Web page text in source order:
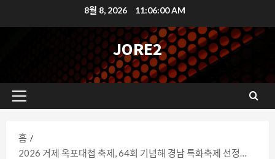
텐
가
8월 8, 2026 11:06:00 AM
JORE2
기
메
뉴
홈
2026 거제 옥포대첩 축제, 64회 기념해 경남 특화축제 선정…